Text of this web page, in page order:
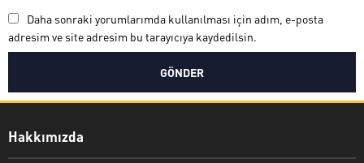
Daha sonraki yorumlarımda kullanılması için adım, e-posta
adresim ve site adresim bu tarayıcıya kaydedilsin.
Hakkımızda
Nuri Bozkurt